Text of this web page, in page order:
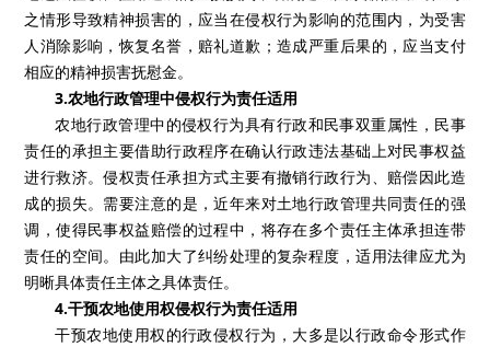
之情形导致精神损害的，应当在侵权行为影响的范围内，为受害
人消除影响，恢复名誉，赔礼道歉；造成严重后果的，应当支付
相应的精神损害抚慰金。
3.农地行政管理中侵权行为责任适用
农地行政管理中的侵权行为具有行政和民事双重属性，民事
责任的承担主要借助行政程序在确认行政违法基础上对民事权益
进行救济。侵权责任承担方式主要有撤销行政行为、赔偿因此造
成的损失。需要注意的是，近年来对土地行政管理共同责任的强
调，使得民事权益赔偿的过程中，将存在多个责任主体承担连带
责任的空间。由此加大了纠纷处理的复杂程度，适用法律应尤为
明晰具体责任主体之具体责任。
4.干预农地使用权侵权行为责任适用
干预农地使用权的行政侵权行为，大多是以行政命令形式作